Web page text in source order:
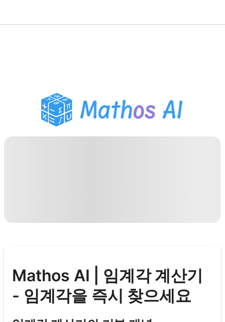
PDF 숙제 도우미
학습 도구
Mathos AI | 임계각 계산기
- 임계각을 즉시 찾으세요